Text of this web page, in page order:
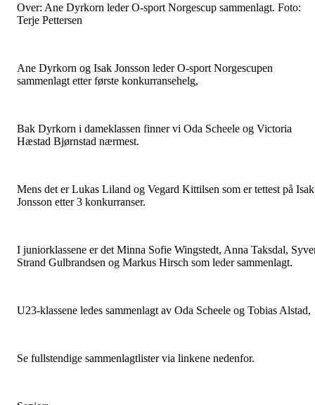
Over: Ane Dyrkorn leder O-sport Norgescup sammenlagt. Foto:
Terje Pettersen
Ane Dyrkorn og Isak Jonsson leder O-sport Norgescupen
sammenlagt etter første konkurransehelg,
Bak Dyrkorn i dameklassen finner vi Oda Scheele og Victoria
Hæstad Bjørnstad nærmest.
Mens det er Lukas Liland og Vegard Kittilsen som er tettest på Isak
Jonsson etter 3 konkurranser.
I juniorklassene er det Minna Sofie Wingstedt, Anna Taksdal,
Strand Gulbrandsen og Markus Hirsch som leder sammenlagt.
U23-klassene ledes sammenlagt av Oda Scheele og Tobias Alstad,
Se fullstendige sammenlagtlister via linkene nedenfor.